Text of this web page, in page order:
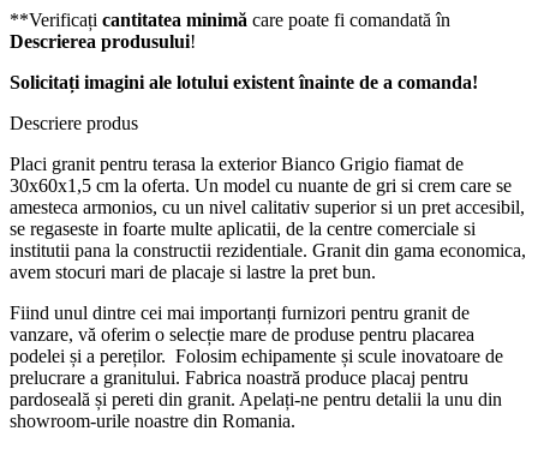
**Verificați cantitatea minimă care poate fi comandată în
Descrierea produsului!
Solicitați imagini ale lotului existent înainte de a comanda!
Descriere produs
Placi granit pentru terasa la exterior Bianco Grigio fiamat de
30x60x1,5 cm la oferta. Un model cu nuante de gri si crem care se
amesteca armonios, cu un nivel calitativ superior si un pret accesibil,
se regaseste in foarte multe aplicatii, de la centre comerciale si
institutii pana la constructii rezidentiale. Granit din gama economica,
avem stocuri mari de placaje si lastre la pret bun.
Fiind unul dintre cei mai importanți furnizori pentru granit de
vanzare, vă oferim o selecție mare de produse pentru placarea
podelei și a pereților. Folosim echipamente și scule inovatoare de
prelucrare a granitului. Fabrica noastră produce placaj pentru
pardoseală și pereti din granit. Apelați-ne pentru detalii la unu din
showroom-urile noastre din Romania.